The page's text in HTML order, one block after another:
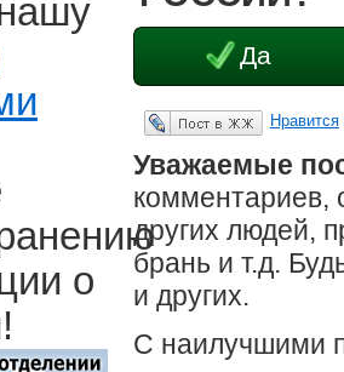
Да
Опубликовать в ЖЖ Нравится
Уважаемые
комментариев,
других людей,
брань и т.д.
и других.
С наилучшими
о